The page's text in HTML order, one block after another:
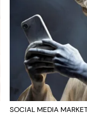
SOCIAL MEDIA